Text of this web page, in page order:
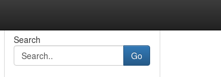
Search
Go